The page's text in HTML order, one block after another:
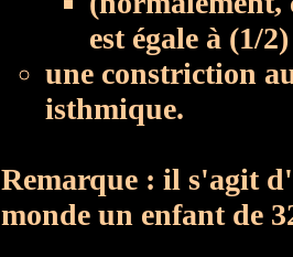
est égale à (1/2)
une constriction
isthmique.
Remarque : il s'agit
monde un enfant de